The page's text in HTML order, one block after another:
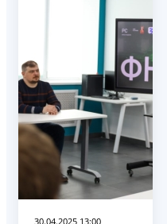
30.04.2025 13:00